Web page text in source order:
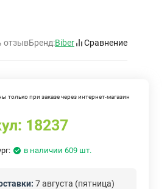
отзывБренд:Biber Сравнение
только при заказе через интернет-магазин
18237
в наличии 609 шт.
7 августа (пятница)